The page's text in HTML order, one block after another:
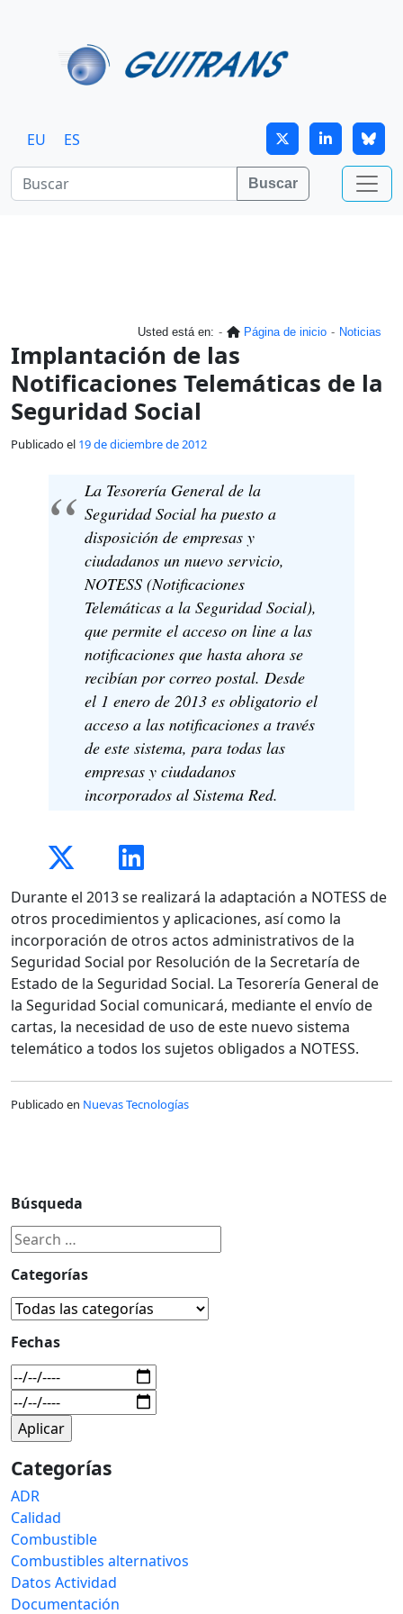
EU ES
Buscar
Usted está en: Página de inicio Noticias
Implantación de las
Notificaciones Telemáticas de la
Seguridad Social
Publicado el 19 de diciembre de 2012
La Tesorería General de la
Seguridad Social ha puesto a
disposición de empresas y
ciudadanos un nuevo servicio,
NOTESS (Notificaciones
Telemáticas a la Seguridad Social),
que permite el acceso on line a las
notificaciones que hasta ahora se
recibían por correo postal. Desde
el 1 enero de 2013 es obligatorio el
acceso a las notificaciones a través
de este sistema, para todas las
empresas y ciudadanos
incorporados al Sistema Red.
Durante el 2013 se realizará la adaptación a NOTESS de
otros procedimientos y aplicaciones, así como la
incorporación de otros actos administrativos de la
Seguridad Social por Resolución de la Secretaría de
Estado de la Seguridad Social. La Tesorería General de
la Seguridad Social comunicará, mediante el envío de
cartas, la necesidad de uso de este nuevo sistema
telemático a todos los sujetos obligados a NOTESS.
Publicado en Nuevas Tecnologías
Búsqueda
Categorías
Fechas
Categorías
ADR
Calidad
Combustible
Combustibles alternativos
Datos Actividad
Documentación